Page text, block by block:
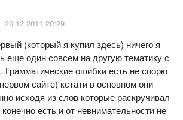
20.12.2011 20:29
(который я купил здесь) ничего я
еще один совсем на другую тематику с
Грамматические ошибки есть не спорю
сайте) кстати в основном они
исходя из слов которые раскручивал
есть и от невнимательности не